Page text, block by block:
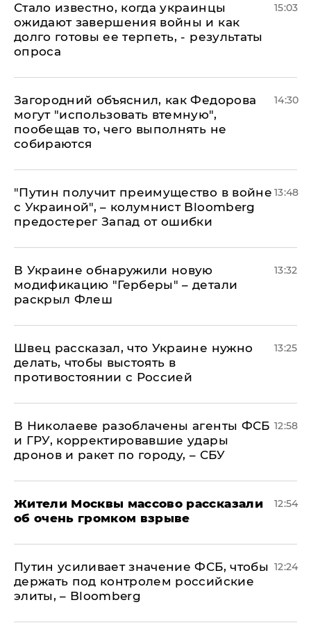
Стало известно, когда украинцы
ожидают завершения войны и как
долго готовы ее терпеть, - результаты
опроса
15:03
Загородний объяснил, как Федорова
могут "использовать втемную",
пообещав то, чего выполнять не
собираются
14:30
"Путин получит преимущество в войне
с Украиной", – колумнист Bloomberg
предостерег Запад от ошибки
13:48
В Украине обнаружили новую
модификацию "Герберы" – детали
раскрыл Флеш
13:32
Швец рассказал, что Украине нужно
делать, чтобы выстоять в
противостоянии с Россией
13:25
В Николаеве разоблачены агенты ФСБ
и ГРУ, корректировавшие удары
дронов и ракет по городу, – СБУ
12:58
Жители Москвы массово рассказали
об очень громком взрыве
12:54
Путин усиливает значение ФСБ, чтобы
держать под контролем российские
элиты, – Bloomberg
12:24